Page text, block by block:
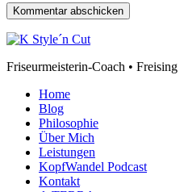
Friseurmeisterin-Coach • Freising
Home
Blog
Philosophie
Über Mich
Leistungen
KopfWandel Podcast
Kontakt